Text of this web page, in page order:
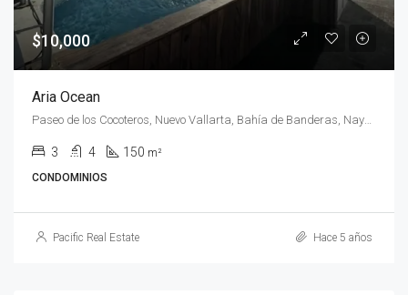
$10,000
Aria Ocean
3 4 150 m²
CONDOMINIOS
Pacific Real Estate Hace 5 años